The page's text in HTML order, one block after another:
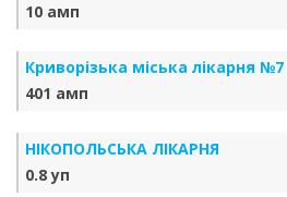
10 амп
Криворізька міська лікарня №7
401 амп
НІКОПОЛЬСЬКА ЛІКАРНЯ
0.8 уп